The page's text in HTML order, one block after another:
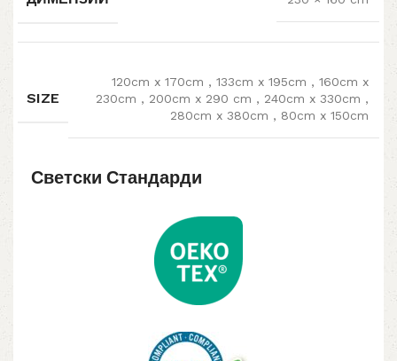
SIZE
120cm x 170cm , 133cm x 195cm , 160cm x
230cm , 200cm x 290 cm , 240cm x 330cm ,
280cm x 380cm , 80cm x 150cm
Светски Стандарди